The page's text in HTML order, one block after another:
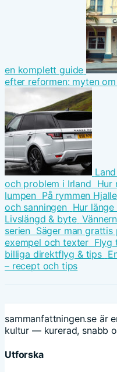
en komplett guide
efter reformen: myten
och problem i Irland Hur
lumpen På rymmen
och sanningen Hur
Livslängd & byte
serien Säger man grattis
exempel och texter Flyg
billiga direktflyg & tips
– recept och tips
sammanfattningen.se är
kultur — kurerad, snabb
Utforska